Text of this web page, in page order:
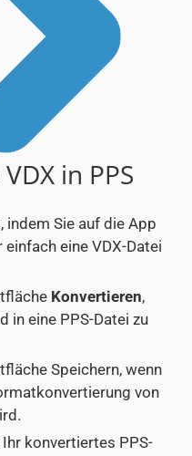
in PPS
indem Sie auf die App
eine VDX-Datei
Konvertieren,
in eine PPS-Datei zu
Speichern, wenn
von
konvertiertes PPS-